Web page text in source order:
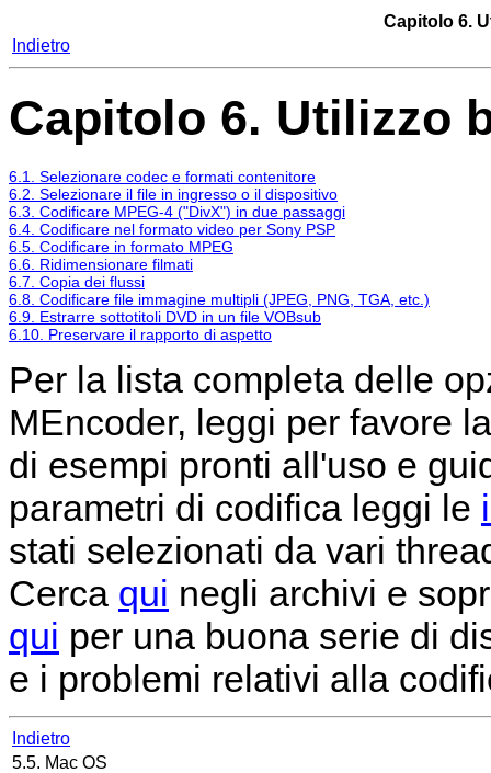
Capitolo 6.
Indietro
Capitolo 6. Utilizzo
6.1. Selezionare codec e formati contenitore
6.2. Selezionare il file in ingresso o il dispositivo
6.3. Codificare MPEG-4 ("DivX") in due passaggi
6.4. Codificare nel formato video per Sony PSP
6.5. Codificare in formato MPEG
6.6. Ridimensionare filmati
6.7. Copia dei flussi
6.8. Codificare file immagine multipli (JPEG, PNG, TGA, etc.)
6.9. Estrarre sottotitoli DVD in un file VOBsub
6.10. Preservare il rapporto di aspetto
Per la lista completa delle
MEncoder, leggi per favore
di esempi pronti all'uso e
parametri di codifica leggi le
stati selezionati da vari
Cerca qui negli archivi e
qui per una buona serie di
e i problemi relativi alla
Indietro
5.5. Mac OS